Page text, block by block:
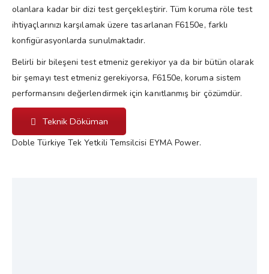
olanlara kadar bir dizi test gerçekleştirir. Tüm koruma röle test
ihtiyaçlarınızı karşılamak üzere tasarlanan F6150e, farklı
konfigürasyonlarda sunulmaktadır.
Belirli bir bileşeni test etmeniz gerekiyor ya da bir bütün olarak
bir şemayı test etmeniz gerekiyorsa, F6150e, koruma sistem
performansını değerlendirmek için kanıtlanmış bir çözümdür.
Teknik Döküman
Doble Türkiye Tek Yetkili Temsilcisi EYMA Power.